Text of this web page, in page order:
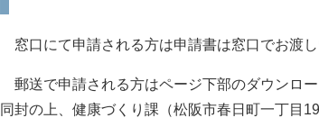
窓口にて申請される方は申請書は窓口でお渡し
郵送で申請される方はページ下部のダウンロ
同封の上、健康づくり課（松阪市春日町一丁目